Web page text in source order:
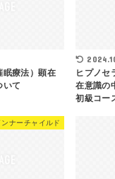
眠療法）顕在
いて
ヒプノセ
在意識の
初級コー
ンナーチャイルド